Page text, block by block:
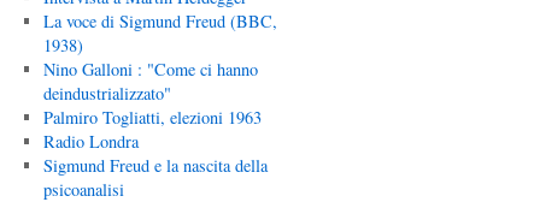
La voce di Sigmund Freud (BBC,
1938)
Nino Galloni : "Come ci hanno
deindustrializzato"
Palmiro Togliatti, elezioni 1963
Radio Londra
Sigmund Freud e la nascita della
psicoanalisi